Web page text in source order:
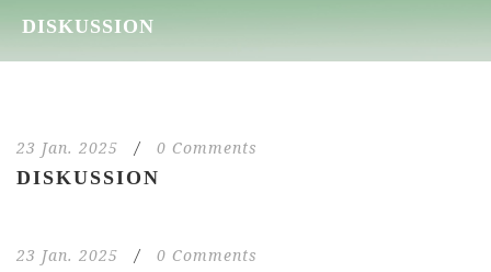
DISKUSSION
23 Jan. 2025 / 0 Comments
DISKUSSION
23 Jan. 2025 / 0 Comments